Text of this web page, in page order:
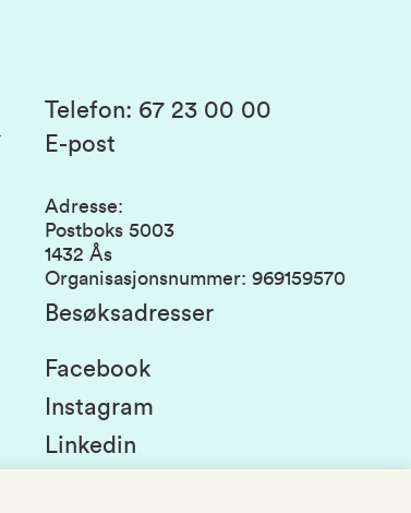
Telefon: 67 23 00 00
E-post
Adresse:
Postboks 5003
1432 Ås
Organisasjonsnummer: 969159570
Besøksadresser
Facebook
Instagram
Linkedin